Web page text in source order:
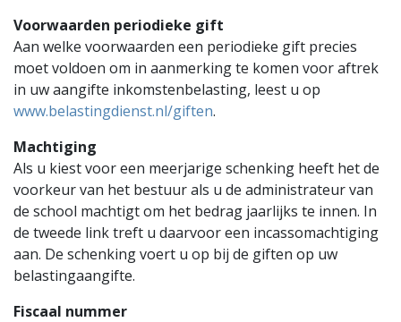
Voorwaarden periodieke gift
Aan welke voorwaarden een periodieke gift precies
moet voldoen om in aanmerking te komen voor aftrek
in uw aangifte inkomstenbelasting, leest u op
www.belastingdienst.nl/giften.
Machtiging
Als u kiest voor een meerjarige schenking heeft het de
voorkeur van het bestuur als u de administrateur van
de school machtigt om het bedrag jaarlijks te innen. In
de tweede link treft u daarvoor een incassomachtiging
aan. De schenking voert u op bij de giften op uw
belastingaangifte.
Fiscaal nummer